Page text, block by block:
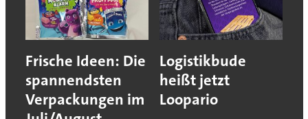
Frische Ideen: Die
spannendsten
Verpackungen im
Logistikbude
heißt jetzt
Loopario